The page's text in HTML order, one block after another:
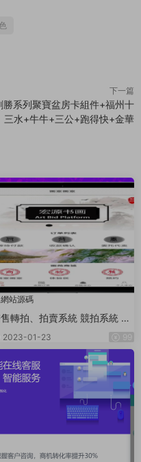
下一篇
勝系列聚寶盆房卡組件+福州十
三水+牛牛+三公+跑得快+金華
網站源碼
轉拍、拍賣系統 競拍系統 字
拍賣轉拍 多畫室溢價版本
2023-01-23